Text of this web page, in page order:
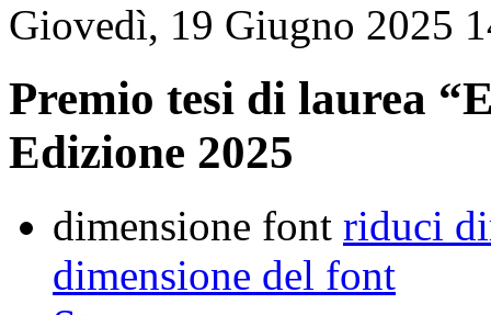
Giovedì, 19 Giugno 2025
Premio tesi di laurea
Edizione 2025
dimensione font riduci
dimensione del font